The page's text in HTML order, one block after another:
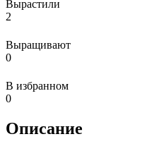
Вырастили
2
Выращивают
0
В избранном
0
Описание